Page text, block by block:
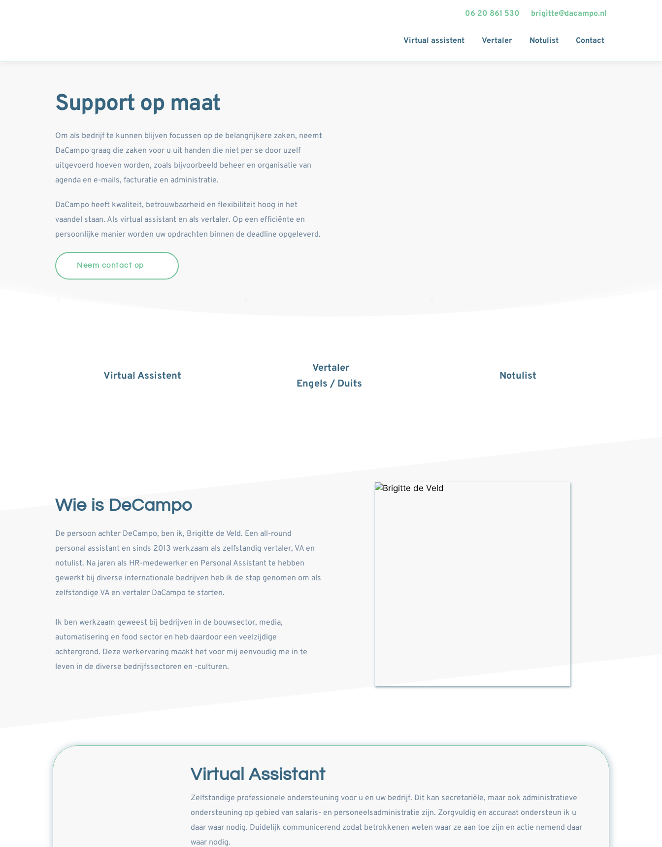
06 20 861 530 brigitte@dacampo.nl
Virtual assistent Vertaler Notulist Contact
Support op maat
DaCampo graag die zaken voor u uit handen die niet per se door uzelf
uitgevoerd hoeven worden, zoals bijvoorbeeld beheer en organisatie van
agenda en e-mails, facturatie en administratie.
DaCampo heeft kwaliteit, betrouwbaarheid en flexibiliteit hoog in het
vaandel staan. Als virtual assistant en als vertaler. Op een efficiënte en
Neem contact op
Virtual Assistent
Vertaler
Engels / Duits
Notulist
Wie is DeCampo
De persoon achter DeCampo, ben ik, Brigitte de Veld. Een all-round
personal assistant en sinds 2013 werkzaam als zelfstandig vertaler, VA en
notulist. Na jaren als HR-medewerker en Personal Assistant te hebben
gewerkt bij diverse internationale bedrijven heb ik de stap genomen om als
zelfstandige VA en vertaler DaCampo te starten.
Ik ben werkzaam geweest bij bedrijven in de bouwsector, media,
automatisering en food sector en heb daardoor een veelzijdige
achtergrond. Deze werkervaring maakt het voor mij eenvoudig me in te
leven in de diverse bedrijfssectoren en -culturen.
Virtual Assistant
Zelfstandige professionele ondersteuning voor u en uw bedrijf. Dit kan secretariële, maar ook administratieve
ondersteuning op gebied van salaris- en personeelsadministratie zijn. Zorgvuldig en accuraat ondersteun ik u
daar waar nodig. Duidelijk communicerend zodat betrokkenen weten waar ze aan toe zijn en actie nemend daar
waar nodig.